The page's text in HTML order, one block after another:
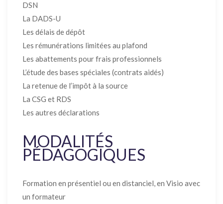
DSN
La DADS-U
Les délais de dépôt
Les rémunérations limitées au plafond
Les abattements pour frais professionnels
L’étude des bases spéciales (contrats aidés)
La retenue de l’impôt à la source
La CSG et RDS
Les autres déclarations
MODALITÉS
PÉDAGOGIQUES
Formation en présentiel ou en distanciel, en Visio avec
un formateur